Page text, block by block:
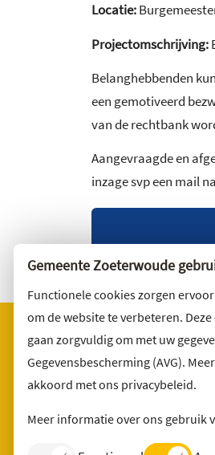
Gemeente Zoeterwoude
Functionele cookies zorgen
om de website te verbeteren.
gaan zorgvuldig om met uw
Gegevensbescherming (AVG).
akkoord met ons privacybeleid.
Meer informatie over ons gebruik
Locatie:
Projectomschrijving:
Belanghebbenden
een gemotiveerd
van de rechtbank
Aangevraagde en
inzage svp een mail
Bezoekadres
Noordbuurtseweg 27
2381 ET Zoeterwoude